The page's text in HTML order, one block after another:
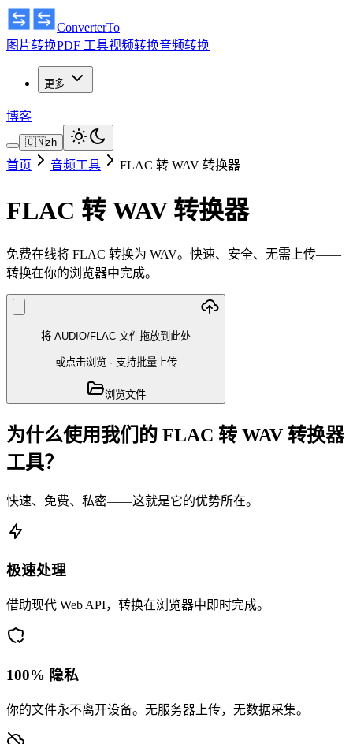
ConverterTo
图片转换PDF 工具视频转换音频转换
更多
博客
🇨🇳zh
首页 音频工具 FLAC 转 WAV 转换器
FLAC 转 WAV 转换器
免费在线将 FLAC 转换为 WAV。快速、安全、无需上传——
转换在你的浏览器中完成。
将 AUDIO/FLAC 文件拖放到此处
或点击浏览· 支持批量上传
浏览文件
为什么使用我们的 FLAC 转 WAV 转换器
工具？
快速、免费、私密——这就是它的优势所在。
极速处理
借助现代 Web API，转换在浏览器中即时完成。
100% 隐私
你的文件永不离开设备。无服务器上传，无数据采集。